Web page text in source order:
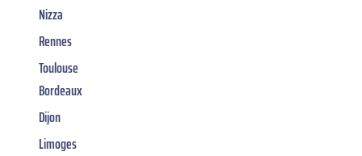
Nizza
Rennes
Toulouse
Bordeaux
Dijon
Limoges